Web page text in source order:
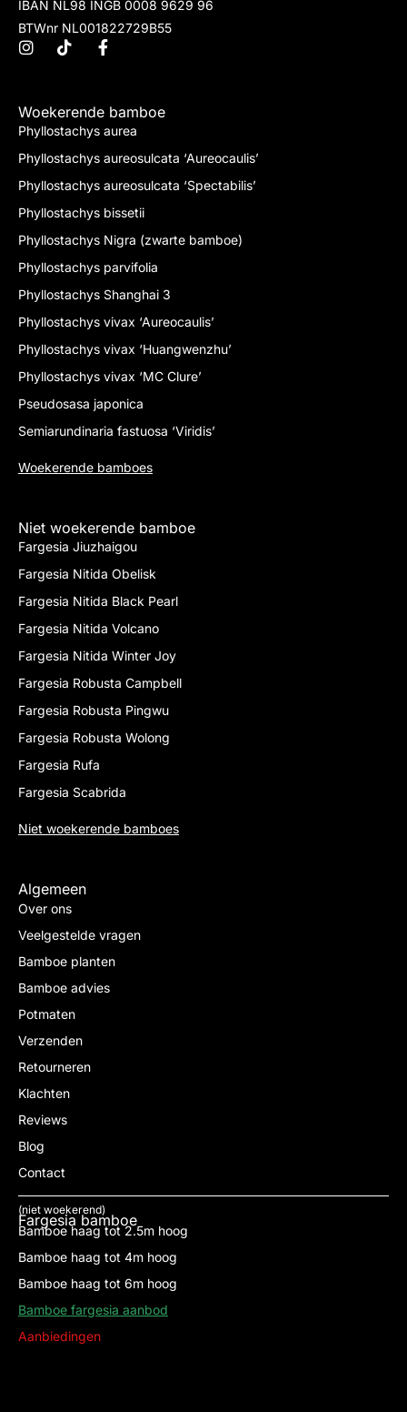
IBAN NL98 INGB 0008 9629 96
BTWnr NL001822729B55
Woekerende bamboe
Phyllostachys aurea
Phyllostachys aureosulcata ‘Aureocaulis’
Phyllostachys aureosulcata ‘Spectabilis’
Phyllostachys bissetii
Phyllostachys Nigra (zwarte bamboe)
Phyllostachys parvifolia
Phyllostachys Shanghai 3
Phyllostachys vivax ‘Aureocaulis’
Phyllostachys vivax ‘Huangwenzhu’
Phyllostachys vivax ‘MC Clure’
Pseudosasa japonica
Semiarundinaria fastuosa ‘Viridis’
Woekerende bamboes
Niet woekerende bamboe
Fargesia Jiuzhaigou
Fargesia Nitida Obelisk
Fargesia Nitida Black Pearl
Fargesia Nitida Volcano
Fargesia Nitida Winter Joy
Fargesia Robusta Campbell
Fargesia Robusta Pingwu
Fargesia Robusta Wolong
Fargesia Rufa
Fargesia Scabrida
Niet woekerende bamboes
Algemeen
Over ons
Veelgestelde vragen
Bamboe planten
Bamboe advies
Potmaten
Verzenden
Retourneren
Klachten
Reviews
Blog
Contact
Fargesia bamboe
(niet woekerend)
Bamboe haag tot 2.5m hoog
Bamboe haag tot 4m hoog
Bamboe haag tot 6m hoog
Bamboe fargesia aanbod
Aanbiedingen